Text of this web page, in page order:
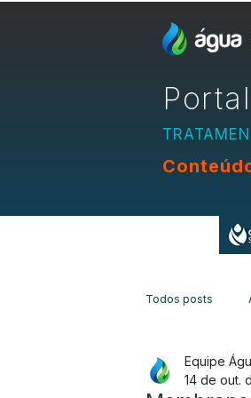
Todos posts
Equipe
14 de out.